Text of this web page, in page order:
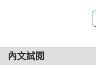
聽見了嗎？蝙蝠說話了、
孔來了，青年第二次來此
內文試閱